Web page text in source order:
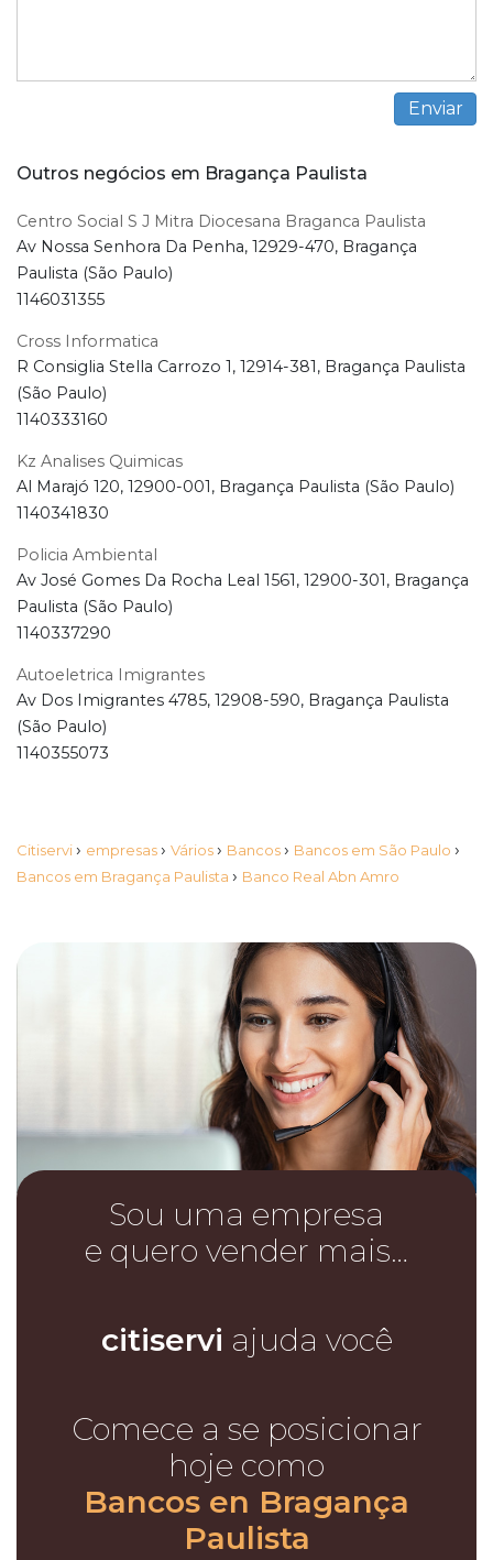
Outros negócios em Bragança Paulista
Centro Social S J Mitra Diocesana Braganca Paulista
Av Nossa Senhora Da Penha, 12929-470, Bragança
Paulista (São Paulo)
1146031355
Cross Informatica
R Consiglia Stella Carrozo 1, 12914-381, Bragança Paulista
(São Paulo)
1140333160
Kz Analises Quimicas
Al Marajó 120, 12900-001, Bragança Paulista (São Paulo)
1140341830
Policia Ambiental
Av José Gomes Da Rocha Leal 1561, 12900-301, Bragança
Paulista (São Paulo)
1140337290
Autoeletrica Imigrantes
Av Dos Imigrantes 4785, 12908-590, Bragança Paulista
(São Paulo)
1140355073
Citiservi › empresas › Vários › Bancos › Bancos em São Paulo ›
Bancos em Bragança Paulista › Banco Real Abn Amro
Sou uma empresa
e quero vender mais…
citiservi ajuda você
Comece a se posicionar
hoje como
Bancos en Bragança
Paulista